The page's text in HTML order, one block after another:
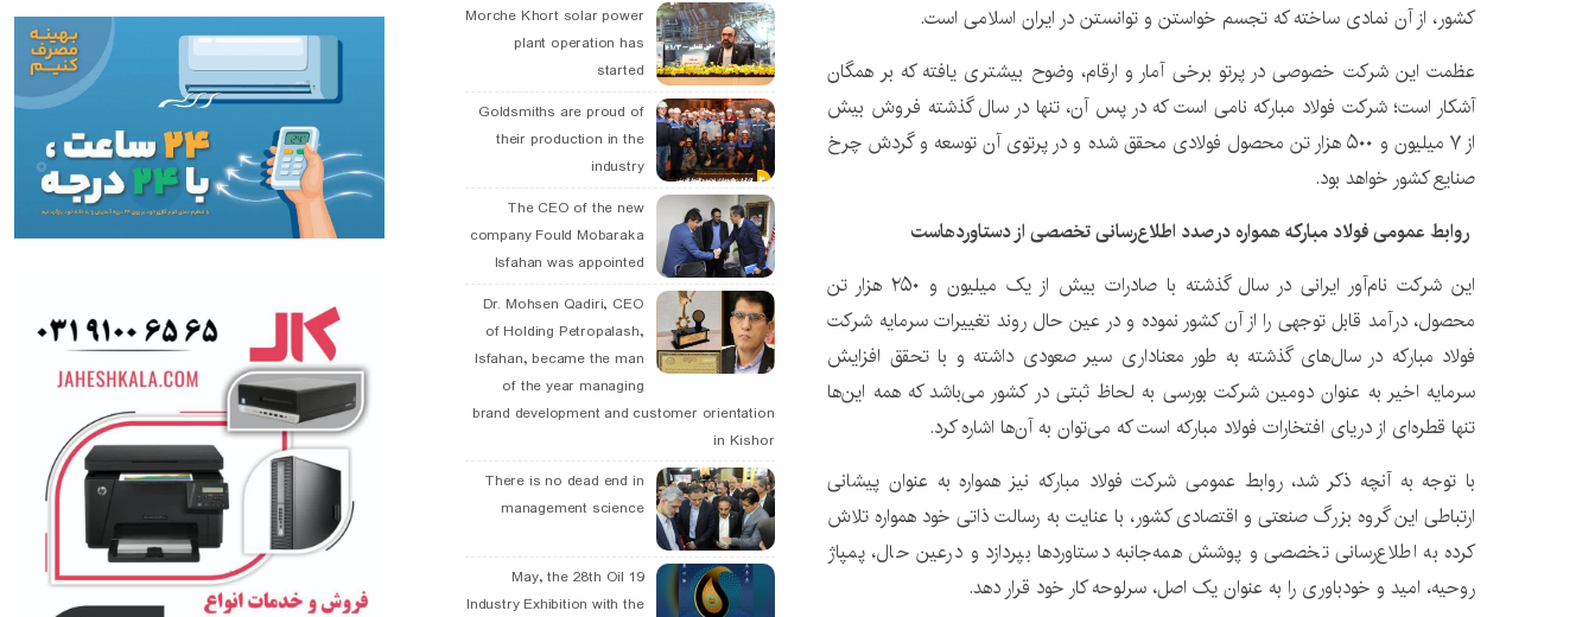
کشور، از آن نمادی ساخته که تجسم خواستن و توانستن در ایران اسلامی است.
عظمت این شرکت خصوصی در پرتو برخی آمار و ارقام، وضوح بیشتری یافته که بر همگان
آشکار است؛ شرکت فولاد مبارکه نامی است که در پس آن، تنها در سال گذشته فروش بیش
از ۷ میلیون و ۵۰۰ هزار تن محصول فولادی محقق شده و در پرتوی آن توسعه و گردش چرخ
صنایع کشور خواهد بود.
روابط عمومی فولاد مبارکه همواره درصدد اطلاع‌رسانی تخصصی از دستاوردهاست
این شرکت نام‌آور ایرانی در سال گذشته با صادرات بیش از یک میلیون و ۲۵۰ هزار تن
محصول، درآمد قابل توجهی را از آن کشور نموده و در عین حال روند تغییرات سرمایه شرکت
فولاد مبارکه در سال‌های گذشته به طور معناداری سیر صعودی داشته و با تحقق افزایش
سرمایه اخیر به عنوان دومین شرکت بورسی به لحاظ ثبتی در کشور می‌باشد که همه این‌ها
تنها قطره‌ای از دریای افتخارات فولاد مبارکه است که می‌توان به آن‌ها اشاره کرد.
با توجه به آنچه ذکر شد، روابط عمومی شرکت فولاد مبارکه نیز همواره به عنوان پیشانی
ارتباطی این گروه بزرگ صنعتی و اقتصادی کشور، با عنایت به رسالت ذاتی خود همواره تلاش
کرده به اطلاع‌رسانی تخصصی و پوشش همه‌جانبه دستاوردها بپردازد و درعین حال، پمپاژ
روحیه، امید و خودباوری را به عنوان یک اصل، سرلوحه کار خود قرار دهد.
Morche Khort solar power
plant operation has
started
Goldsmiths are proud of
their production in the
industry
The CEO of the new
company Fould Mobaraka
Isfahan was appointed
Dr. Mohsen Qadiri, CEO
of Holding Petropalash,
Isfahan, became the man
of the year managing
brand development and customer orientation
in Kishor
There is no dead end in
management science
19 May, the 28th Oil
Industry Exhibition with the